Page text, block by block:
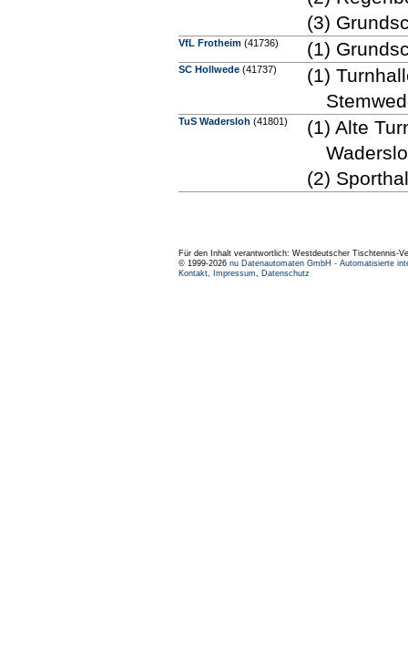
(3)
VfL Frotheim (41736) (1)
SC Hollwede (41737)
(1)
TuS Wadersloh (41801)
(1) Alte
(2)
Für den Inhalt verantwortlich: Westdeutscher Tischtennis-
© 1999-2026 nu Datenautomaten GmbH - Automatisierte
Kontakt, Impressum, Datenschutz